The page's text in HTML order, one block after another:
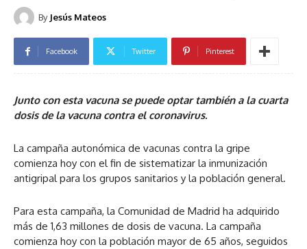
By Jesús Mateos
Facebook Twitter Pinterest
Junto con esta vacuna se puede optar también a la cuarta
dosis de la vacuna contra el coronavirus.
La campaña autonómica de vacunas contra la gripe
comienza hoy con el fin de sistematizar la inmunización
antigripal para los grupos sanitarios y la población general.
Para esta campaña, la Comunidad de Madrid ha adquirido
más de 1,63 millones de dosis de vacuna. La campaña
comienza hoy con la población mayor de 65 años, seguidos